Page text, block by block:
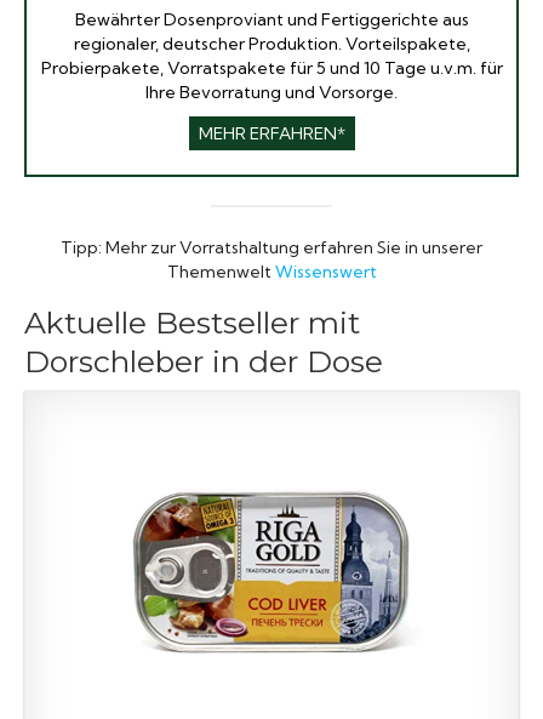
Bewährter Dosenproviant und Fertiggerichte aus
regionaler, deutscher Produktion. Vorteilspakete,
Probierpakete, Vorratspakete für 5 und 10 Tage u.v.m. für
Ihre Bevorratung und Vorsorge.
MEHR ERFAHREN*
Tipp: Mehr zur Vorratshaltung erfahren Sie in unserer
ThemenweltWissenswert
Aktuelle Bestseller mit
Dorschleber in der Dose